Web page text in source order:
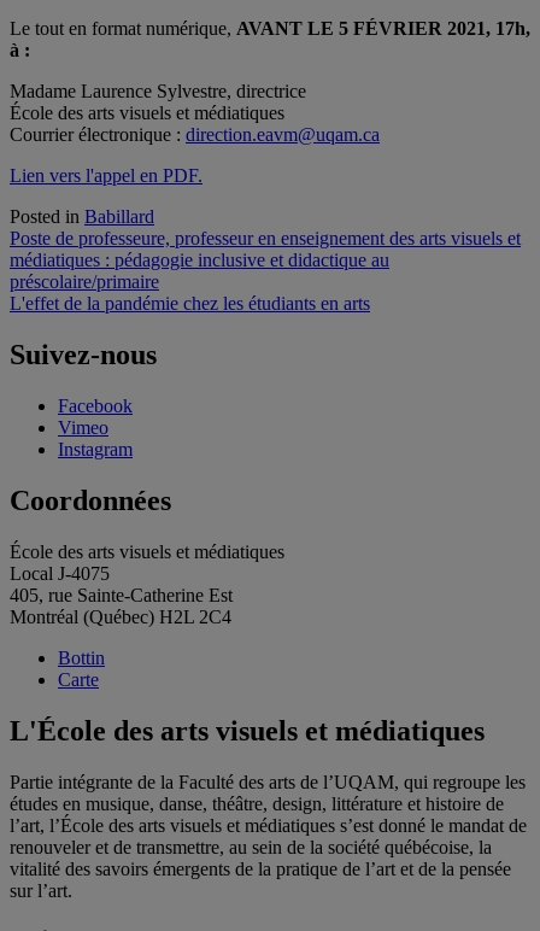
Le tout en format numérique, AVANT LE 5 FÉVRIER 2021, 17h,
à :
Madame Laurence Sylvestre, directrice
École des arts visuels et médiatiques
Courrier électronique : direction.eavm@uqam.ca
Lien vers l'appel en PDF.
Posted in Babillard
Navigation
de
l'article
Poste de professeure, professeur en enseignement des arts visuels et
médiatiques : pédagogie inclusive et didactique au
préscolaire/primaire
L'effet de la pandémie chez les étudiants en arts
Suivez-nous
Facebook
Vimeo
Instagram
Coordonnées
École des arts visuels et médiatiques
Local J-4075
405, rue Sainte-Catherine Est
Montréal (Québec) H2L 2C4
Bottin
Carte
L'École des arts visuels et médiatiques
Partie intégrante de la Faculté des arts de l’UQAM, qui regroupe les
études en musique, danse, théâtre, design, littérature et histoire de
l’art, l’École des arts visuels et médiatiques s’est donné le mandat de
renouveler et de transmettre, au sein de la société québécoise, la
vitalité des savoirs émergents de la pratique de l’art et de la pensée
sur l’art.